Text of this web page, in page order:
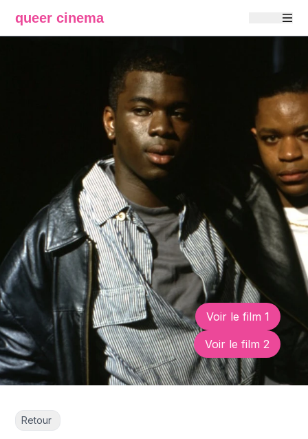
queer cinema
Voir le film 1
Voir le film 2
Retour